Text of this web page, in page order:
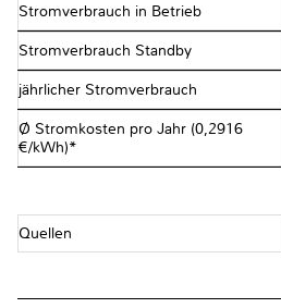
Stromverbrauch in Betrieb
Stromverbrauch Standby
jährlicher Stromverbrauch
Ø Stromkosten pro Jahr (0,2916
€/kWh)*
Quellen